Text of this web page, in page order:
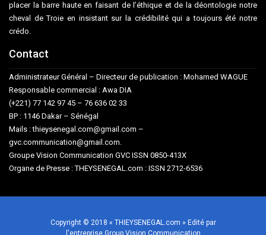
placer la barre haute en faisant de l’éthique et de la déontologie notre
cheval de Troie en insistant sur la crédibilité qui a toujours été notre
crédo.
Contact
Administrateur Général – Directeur de publication : Mohamed WAGUE
Responsable commercial : Awa DIA
(+221) 77 142 97 45 – 76 636 02 33
BP : 1146 Dakar – Sénégal
Mails : thieysenegal.com@gmail.com –
gvc.communication@gmail.com.
Groupe Vision Communication GVC ISSN 0850-413X
Organe de Presse : THEYSENEGAL.com : ISSN 2712-6536
Copyright © 2018 « THIEYSENEGAL.com » Edité par
l'entreprise Group Vision Communication